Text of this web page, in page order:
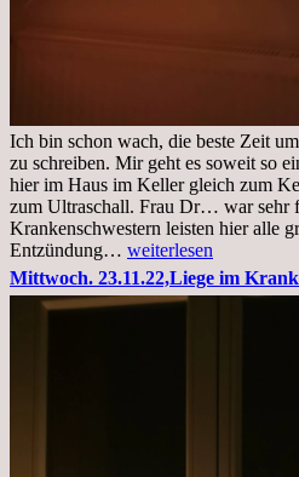
Ich bin schon wach, die beste Zeit
zu schreiben. Mir geht es soweit so
hier im Haus im Keller gleich zum
zum Ultraschall. Frau Dr… war sehr
Krankenschwestern leisten hier alle
Entzündung… Freitag,
25.11.2022
Kleines
weiterlesen
Mittwoch. 23.11.22,Liege im